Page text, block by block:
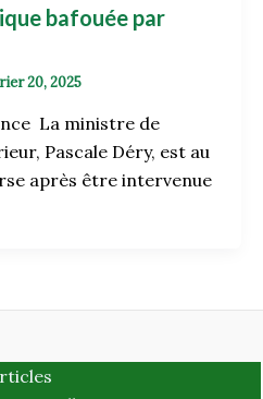
bafouée par
20, 2025
La ministre de
Pascale Déry, est au
après être intervenue